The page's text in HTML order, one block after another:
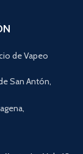
de Vapeo
San Antón,